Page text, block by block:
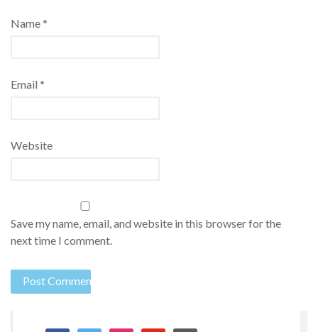
Name*
Email *
Website
Save my name, email, and website in this browser for the
next time I comment.